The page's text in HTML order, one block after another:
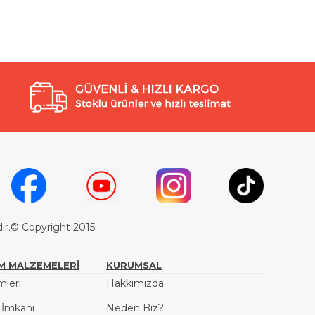
Copyright 2015
MALZEMELERİ KURUMSAL
Hakkımızda
Neden Biz?